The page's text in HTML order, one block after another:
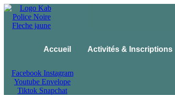
Accueil Activités & Inscriptions
Facebook Instagram
Youtube Envelope
Tiktok Snapchat